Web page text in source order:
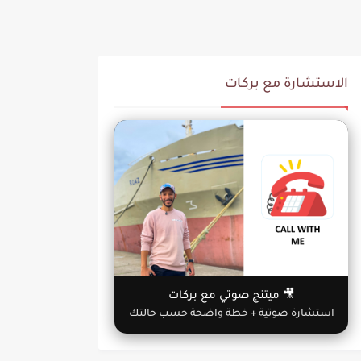
الاستشارة مع بركات
🎥 ميتنج صوتي مع بركات
استشارة صوتية + خطة واضحة حسب حالتك